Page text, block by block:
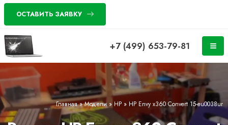
ОСТАВИТЬ ЗАЯВКУ
+7 (499) 653-79-81
Главная»Модели » HP » HP Envy x360 Convert 15-eu0038ur